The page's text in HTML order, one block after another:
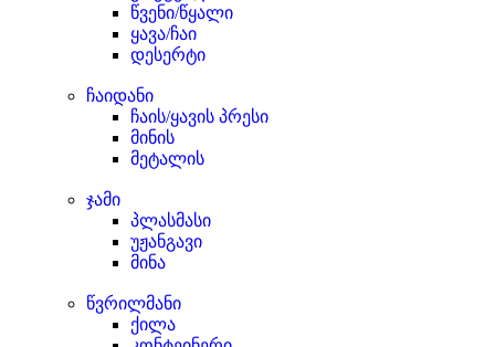
წვენი/წყალი
ყავა/ჩაი
დესერტი
ჩაიდანი
ჩაის/ყავის პრესი
მინის
მეტალის
ჯამი
პლასმასი
უჟანგავი
მინა
წვრილმანი
ქილა